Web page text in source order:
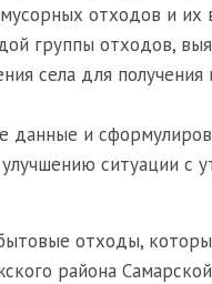
отходов и их
группы отходов,
села для
данные и
ситуации с
отходы,
района